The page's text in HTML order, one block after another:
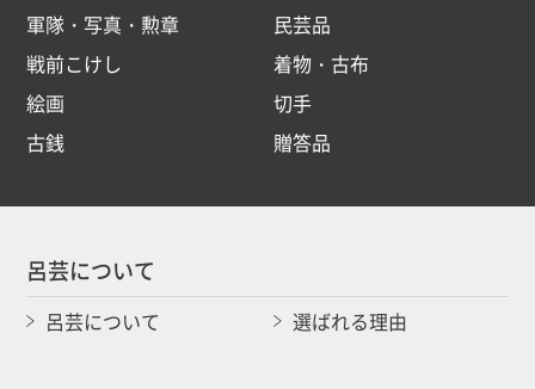
軍隊・写真・勲章
民芸品
戦前こけし
着物・古布
絵画
切手
古銭
贈答品
呂芸について
呂芸について 選ばれる理由